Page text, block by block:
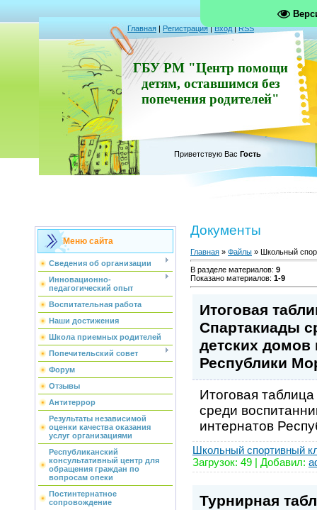
Главная | Регистрация|Вход|RSS
ГБУ РМ "Центр помощи
детям, оставшимся без
попечения родителей"
Приветствую Вас Гость
Меню сайта
Сведения об организации
Инновационно-
педагогический опыт
Воспитательная работа
Наши достижения
Школа приемных родителей
Попечительский совет
Форум
Отзывы
Антитеррор
Результаты независимой
оценки качества оказания
услуг организациями
Республиканский
консультативный центр для
обращения граждан по
вопросам опеки
Постинтернатное
сопровождение
Документы
Главная » Файлы » Школьный
В разделе материалов: 9
Показано материалов: 1-9
Итоговая
Спартакиады
детских домов
Республики
Итоговая
среди
интернатов
Школьный спортивный
Загрузок: 49 | Добавил:
Турнирная